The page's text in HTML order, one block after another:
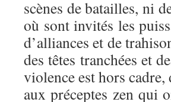
scènes de batailles, ni
où sont invités les
d’alliances et de
des têtes tranchées et
violence est hors
aux préceptes zen qui